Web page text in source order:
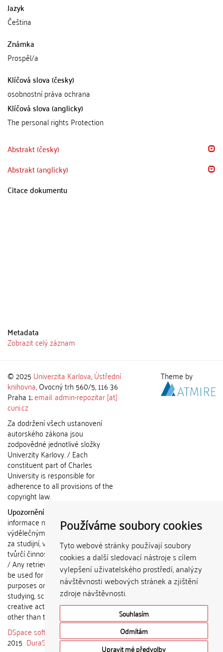
Používáme soubory cookies
Tyto webové stránky používají soubory
cookies a další sledovací nástroje s cílem
vylepšení uživatelského prostředí, analýzy
návštěvnosti webových stránek a zjištění
zdroje návštěvnosti.
Souhlasím
Odmítám
Upravit mé předvolby
Jazyk
Čeština
Známka
Prospěl/a
Klíčová slova (česky)
osobnostní práva ochrana
Klíčová slova (anglicky)
The personal rights Protection
Abstrakt (česky)
Abstrakt (anglicky)
Citace dokumentu
Metadata
Zobrazit celý záznam
© 2025 Univerzita Karlova,Ústřední
knihovna, Ovocný trh 560/5, 116 36
Praha 1;email: admin-repozitar [at]
cuni.cz
Za dodržení všech ustanovení
autorského zákona jsou
zodpovědné jednotlivé složky
Univerzity Karlovy. / Each
constituent part of Charles
University is responsible for
adherence to all provisions of the
copyright law.
Upozornění / Notice:
informace nemohou být použity k
výdělečným účelům nebo vydávány
za studijní, vědeckou nebo jinou
tvůrčí činnost jiné osoby než autora.
/ Any retrieved information shall not
be used for any commercial
purposes or claimed as results of
studying, scientific or any other
creative activities of any person
other than the author.
DSpace software
copyright © 2002-
2015 DuraSpace
Theme by